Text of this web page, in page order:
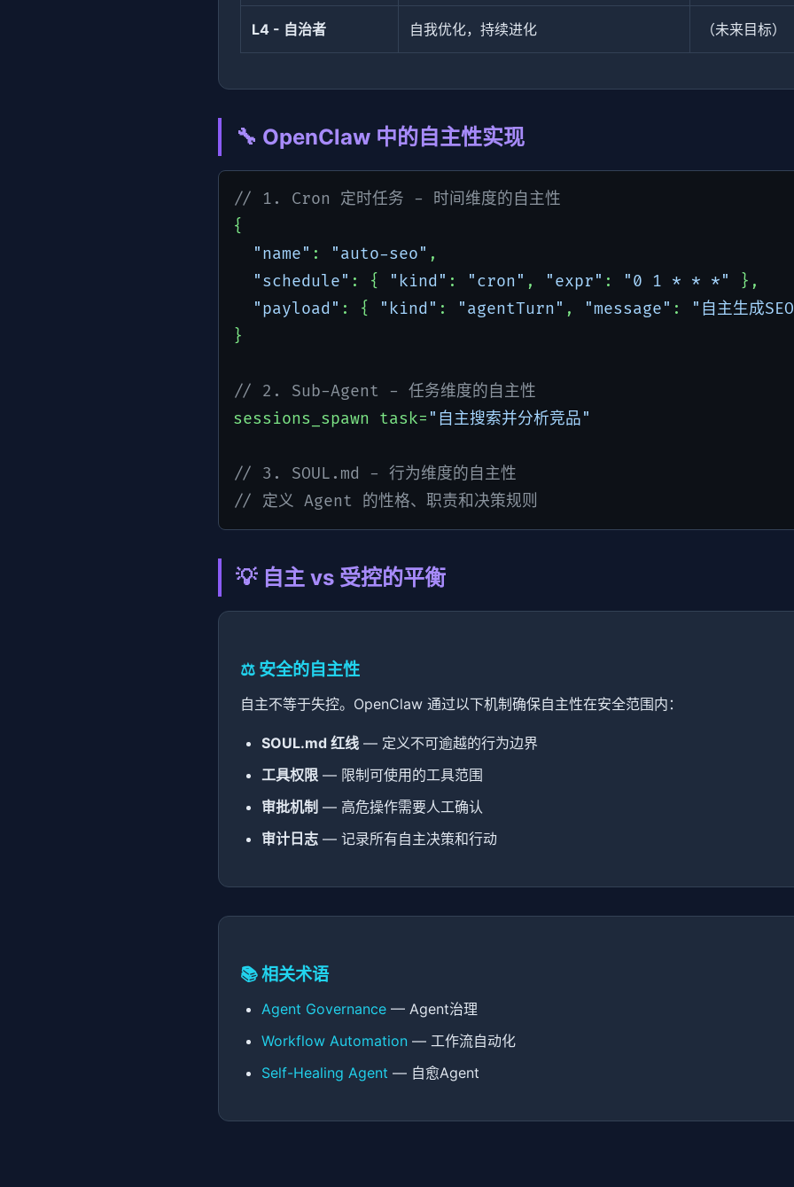
L4 - 自治者 自我优化，持续进化 （未来目标）
🔧 OpenClaw 中的自主性实现
// 1. Cron 定时任务 - 时间维度的自主性
{
"name" : "auto-seo" ,
"schedule" : { "kind" : "cron" , "expr" : "0 1 * * *"
},
"payload" : { "kind" : "agentTurn" , "message" : "自主生成
}
// 2. Sub-Agent - 任务维度的自主性
sessions_spawn task= "自主搜索并分析竞品"
// 3. SOUL.md - 行为维度的自主性
// 定义 Agent 的性格、职责和决策规则
💡 自主 vs 受控的平衡
⚖️ 安全的自主性
自主不等于失控。OpenClaw 通过以下机制确保自主性在安全范围内：
SOUL.md 红线 — 定义不可逾越的行为边界
工具权限 — 限制可使用的工具范围
审批机制 — 高危操作需要人工确认
审计日志 — 记录所有自主决策和行动
📚 相关术语
Agent Governance — Agent治理
Workflow Automation — 工作流自动化
Self-Healing Agent — 自愈Agent